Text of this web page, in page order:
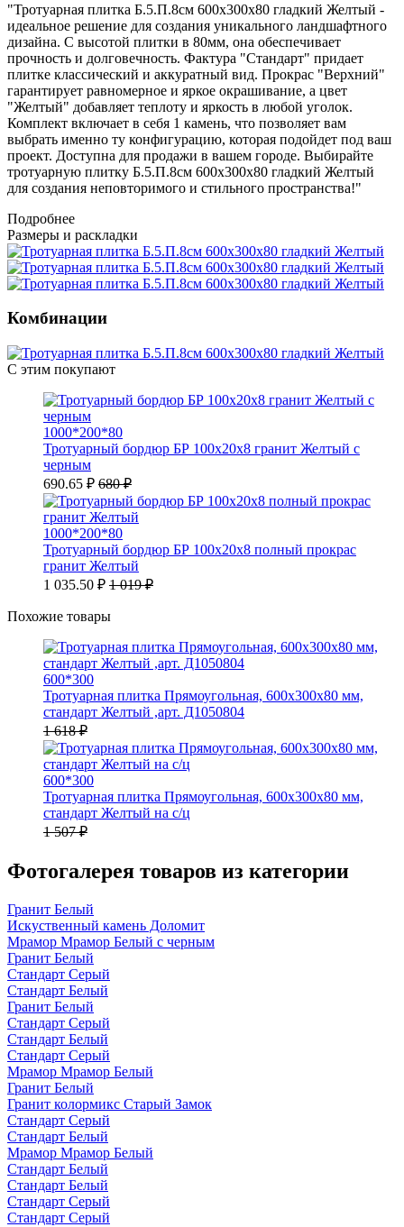
"Тротуарная плитка Б.5.П.8см 600х300х80 гладкий Желтый -
идеальное решение для создания уникального ландшафтного
дизайна. С высотой плитки в 80мм, она обеспечивает
прочность и долговечность. Фактура "Стандарт" придает
плитке классический и аккуратный вид. Прокрас "Верхний"
гарантирует равномерное и яркое окрашивание, а цвет
"Желтый" добавляет теплоту и яркость в любой уголок.
Комплект включает в себя 1 камень, что позволяет вам
выбрать именно ту конфигурацию, которая подойдет под ваш
проект. Доступна для продажи в вашем городе. Выбирайте
тротуарную плитку Б.5.П.8см 600х300х80 гладкий Желтый
для создания неповторимого и стильного пространства!"
Подробнее
Размеры и раскладки
Комбинации
С этим покупают
1000*200*80
Тротуарный бордюр БР 100х20х8 гранит Желтый с
черным
690.65 ₽ 680 ₽
1000*200*80
Тротуарный бордюр БР 100х20х8 полный прокрас
гранит Желтый
1 035.50 ₽ 1 019 ₽
Похожие товары
600*300
Тротуарная плитка Прямоугольная, 600х300х80 мм,
стандарт Желтый ,арт. Д1050804
1 618 ₽
600*300
Тротуарная плитка Прямоугольная, 600х300х80 мм,
стандарт Желтый на с/ц
1 507 ₽
Фотогалерея товаров из категории
Гранит Белый
Искуственный камень Доломит
Мрамор Мрамор Белый с черным
Гранит Белый
Стандарт Серый
Стандарт Белый
Гранит Белый
Стандарт Серый
Стандарт Белый
Стандарт Серый
Мрамор Мрамор Белый
Гранит Белый
Гранит колормикс Старый Замок
Стандарт Серый
Стандарт Белый
Мрамор Мрамор Белый
Стандарт Белый
Стандарт Белый
Стандарт Серый
Стандарт Серый